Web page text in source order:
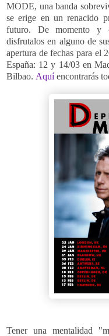
MODE, una banda
se erige en un renacido
futuro. De momento y
disfrutalos en alguno de
apertura de fechas para el
España: 12 y 14/03 en
Bilbao. Aquíencontrarás
Tener una mentalidad